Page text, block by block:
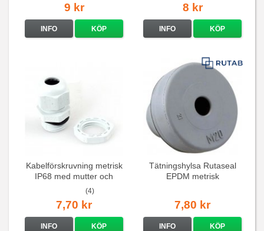
9 kr
INFO KÖP
8 kr
INFO KÖP
Kabelförskruvning metrisk
IP68 med mutter och
packning(4)
7,70 kr
INFO KÖP
Tätningshylsa Rutaseal
EPDM metrisk
7,80 kr
INFO KÖP